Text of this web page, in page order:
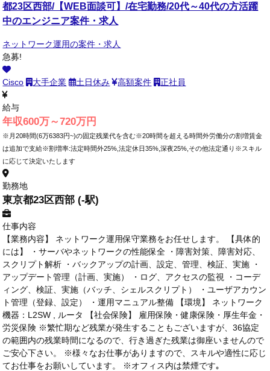
都23区西部/【WEB面談可】/在宅勤務/20代～40代の方活躍
中のエンジニア案件・求人
ネットワーク運用の案件・求人
急募!
Cisco 大手企業 土日休み 高額案件 正社員
給与
年収600万～720万円
※月20時間(6万6383円~)の固定残業代を含む※20時間を超える時間外労働分の割増賃金
は追加で支給※割増率:法定時間外25%,法定休日35%,深夜25%,その他法定通り※スキル
に応じて決定いたします
勤務地
東京都23区西部 (-駅)
仕事内容
【業務内容】 ネットワーク運用保守業務をお任せします。 【具体的
には】 ・サーバやネットワークの性能保全 ・障害対策、障害対応、
スクリプト解析 ・バックアップの計画、設定、管理、検証、実施 ・
アップデート管理（計画、実施） ・ログ、アクセスの監視 ・コーデ
ィング、検証、実施（バッチ、シェルスクリプト） ・ユーザアカウン
ト管理（登録、設定） ・運用マニュアル整備 【環境】 ネットワーク
機器：L2SW , ルータ 【社会保険】 雇用保険・健康保険・厚生年金・
労災保険 ※繁忙期など残業が発生することもございますが、36協定
の範囲内の残業時間になるので、行き過ぎた残業は御座いませんので
ご安心下さい。 ※様々なお仕事がありますので、スキルや適性に応じ
てお仕事をお願いしています。 ※オフィス内は禁煙です｡